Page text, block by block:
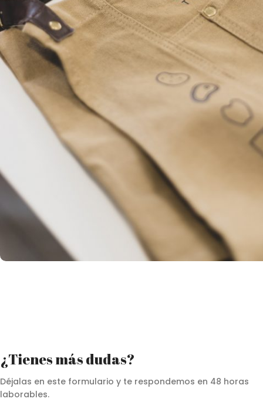
¿Tienes más dudas?
Déjalas en este formulario y te respondemos en 48 horas
laborables.